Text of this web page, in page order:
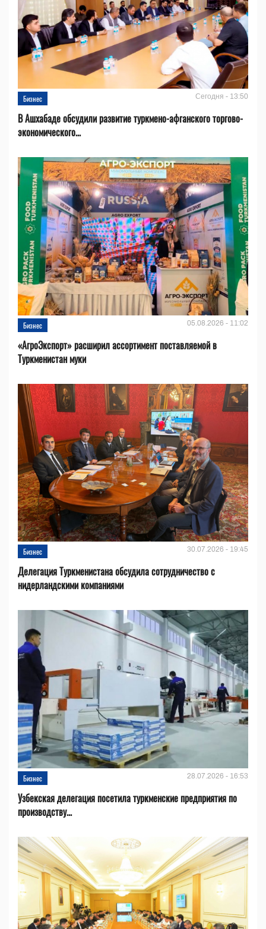
Бизнес Сегодня - 13:50
В Ашхабаде обсудили развитие туркмено-афганского торгово-
экономического...
Бизнес 05.08.2026 - 11:02
«АгроЭкспорт» расширил ассортимент поставляемой в
Туркменистан муки
Бизнес 30.07.2026 - 19:45
Делегация Туркменистана обсудила сотрудничество с
нидерландскими компаниями
Бизнес 28.07.2026 - 16:53
Узбекская делегация посетила туркменские предприятия по
производству...